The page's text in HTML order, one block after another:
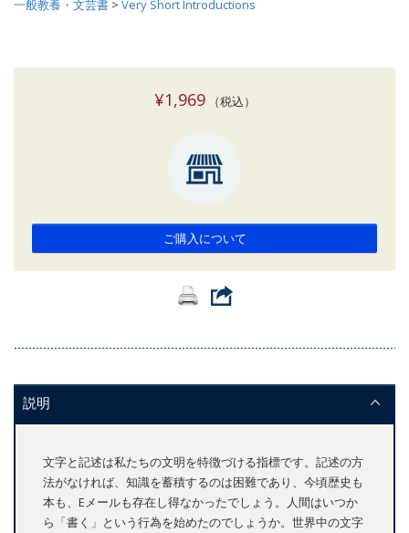
一般教養・文芸書 > Very Short Introductions
¥1,969（税込）
ご購入について
説明
文字と記述は私たちの文明を特徴づける指標です。記述の方
法がなければ、知識を蓄積するのは困難であり、今頃歴史も
本も、Eメールも存在し得なかったでしょう。人間はいつか
ら「書く」という行為を始めたのでしょうか。世界中の文字